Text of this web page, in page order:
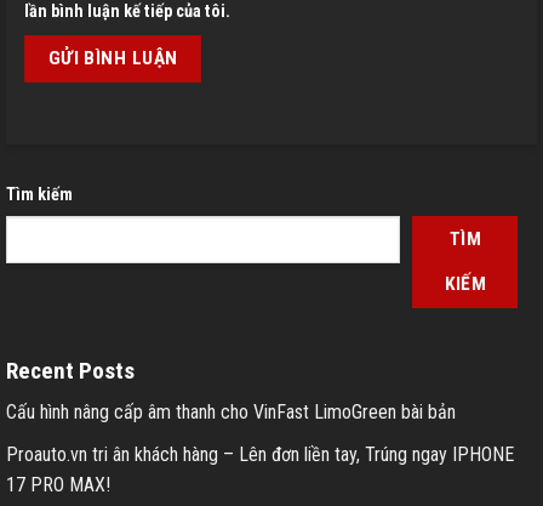
lần bình luận kế tiếp của tôi.
Tìm kiếm
TÌM
KIẾM
Recent Posts
Cấu hình nâng cấp âm thanh cho VinFast LimoGreen bài bản
Proauto.vn tri ân khách hàng – Lên đơn liền tay, Trúng ngay IPHONE
17 PRO MAX!